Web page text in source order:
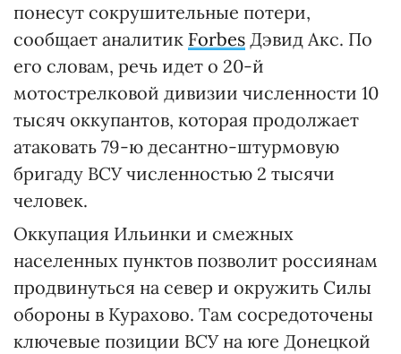
понесут сокрушительные потери,
сообщает аналитик Forbes Дэвид Акс. По
его словам, речь идет о 20-й
мотострелковой дивизии численности 10
тысяч оккупантов, которая продолжает
атаковать 79-ю десантно-штурмовую
бригаду ВСУ численностью 2 тысячи
человек.
Оккупация Ильинки и смежных
населенных пунктов позволит россиянам
продвинуться на север и окружить Силы
обороны в Курахово. Там сосредоточены
ключевые позиции ВСУ на юге Донецкой